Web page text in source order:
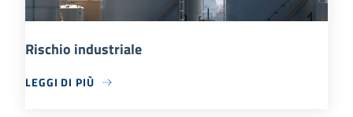
Rischio industriale
LEGGI DI PIÙ